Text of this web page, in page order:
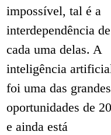
impossível, tal é a
interdependência de
cada uma delas. A
inteligência
foi uma das grandes
oportunidades de
e ainda está